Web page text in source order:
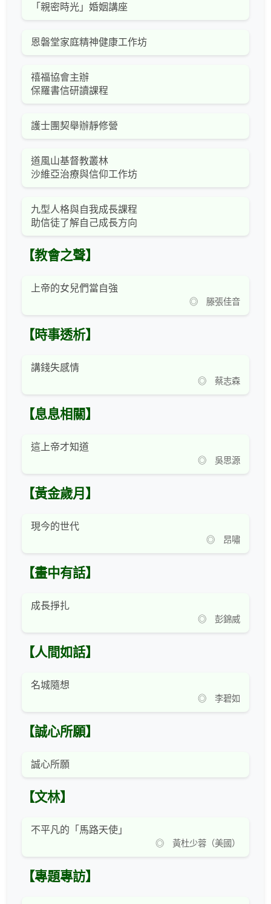
「親密時光」婚姻講座
恩磐堂家庭精神健康工作坊
禧福協會主辦
保羅書信研讀課程
護士團契舉辦靜修營
道風山基督教叢林
沙維亞治療與信仰工作坊
九型人格與自我成長課程
助信徒了解自己成長方向
【教會之聲】
上帝的女兒們當自強
◎ 滕張佳音
【時事透析】
講錢失感情
◎ 蔡志森
【息息相關】
這上帝才知道
◎ 吳思源
【黃金歲月】
現今的世代
◎ 昂嘯
【畫中有話】
成長掙扎
◎ 彭錦威
【人間如話】
名城隨想
◎ 李碧如
【誠心所願】
誠心所願
【文林】
不平凡的「馬路天使」
◎ 黃杜少蓉（美國）
【專題專訪】